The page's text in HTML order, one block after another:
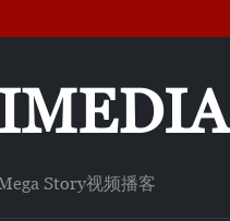
Story视频播客